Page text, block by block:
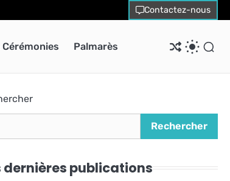
Contactez-nous
Palmarès
Rechercher
dernières publications